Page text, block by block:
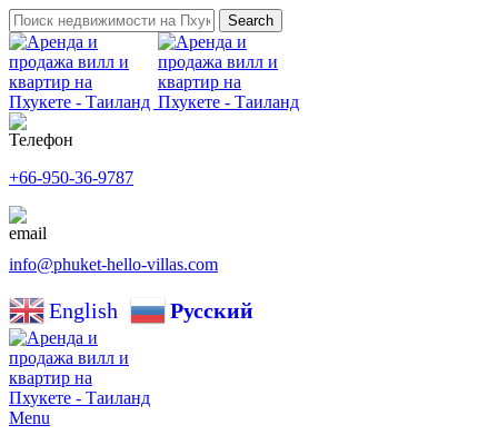
Search
+66-950-36-9787
info@phuket-hello-villas.com
English Русский
Menu